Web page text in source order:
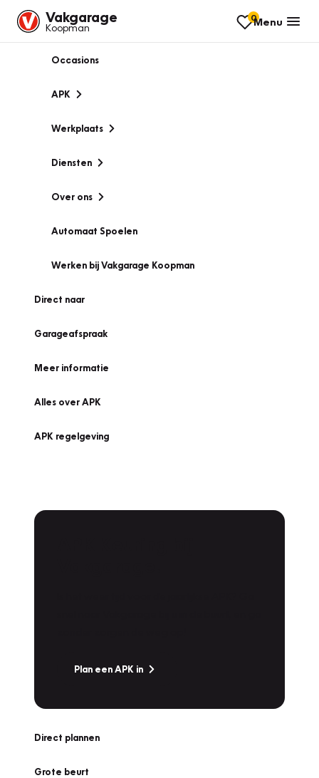
Vakgarage
Koopman
0Menu
Occasions
APK
Werkplaats
Diensten
Over ons
Automaat Spoelen
Werken bij Vakgarage Koopman
Direct naar
Garageafspraak
Meer informatie
Alles over APK
APK regelgeving
Plan een APK in
Direct plannen
Grote beurt